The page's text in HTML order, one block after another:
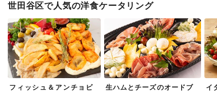
世田谷区で人気の洋食ケータリング
フィッシュ＆アンチョビ
生ハムとチーズのオードブ
イ